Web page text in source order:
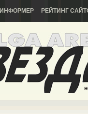
ИНФОРМЕР РЕЙТИНГ